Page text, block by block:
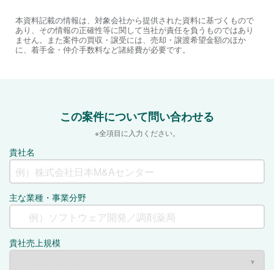
本資料記載の情報は、対象会社から提供された資料に基づくもので
あり、その情報の正確性等に関して当社が責任を負うものではあり
ません。また案件の買収・譲受には、売却・譲渡希望金額のほか
に、着手金・仲介手数料など諸経費が必要です。